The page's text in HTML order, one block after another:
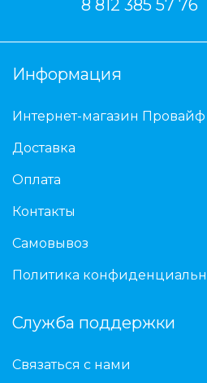
8 812 385 57 76
Информация
Интернет-магазин
Доставка
Оплата
Контакты
Самовывоз
Политика
Служба поддержки
Связаться с нами